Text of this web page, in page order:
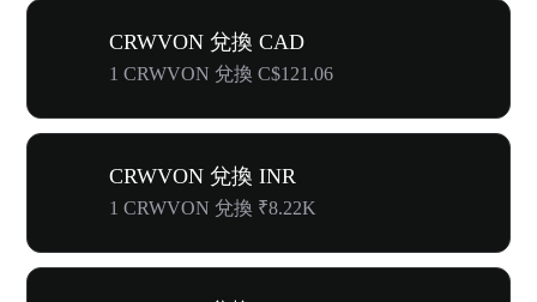
CRWVON 兌換 CAD
1 CRWVON 兌換 C$121.06
CRWVON 兌換 INR
1 CRWVON 兌換 ₹8.22K